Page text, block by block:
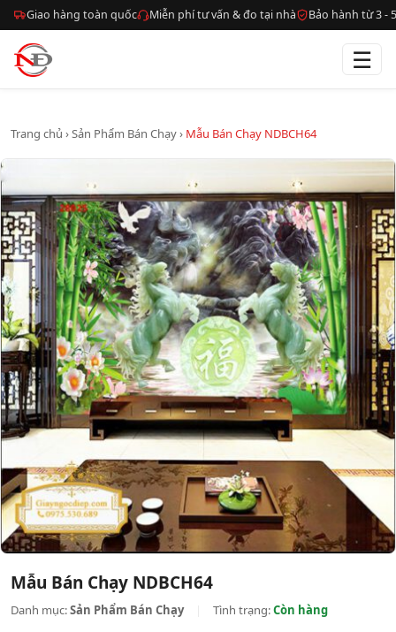
Giao hàng toàn quốc Miễn phí tư vấn & đo tại nhà Bảo hành từ 3 -
☰
Trang chủ ›Sản Phẩm Bán Chạy› Mẫu Bán Chạy NDBCH64
Mẫu Bán Chạy NDBCH64
Danh mục:Sản Phẩm Bán Chạy Tình trạng:Còn hàng